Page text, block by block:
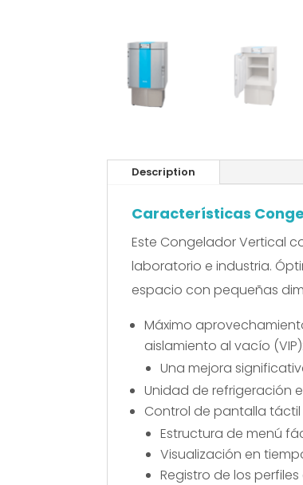
Description
Características
Este Congelador Vertical
laboratorio e industria.
espacio con pequeñas
Máximo
aislamiento al vacío (VIP):
Una mejora
Unidad de refrigeración
Control de pantalla
Estructura de menú
Visualización en
Registro de los